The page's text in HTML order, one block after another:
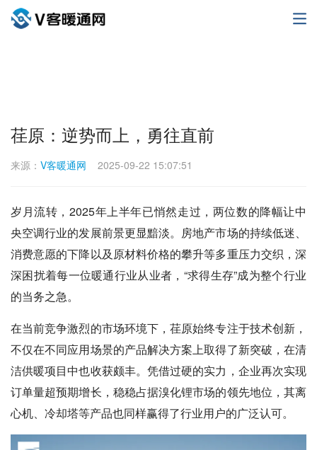
荏原：逆势而上，勇往直前
来源： V客暖通网 2025-09-22 15:07:51
岁月流转，2025年上半年已悄然走过，两位数的降幅让中
央空调行业的发展前景更显黯淡。房地产市场的持续低迷、
消费意愿的下降以及原材料价格的攀升等多重压力交织，深
深困扰着每一位暖通行业从业者，“求得生存”成为整个行业
的当务之急。
在当前竞争激烈的市场环境下，荏原始终专注于技术创新，
不仅在不同应用场景的产品解决方案上取得了新突破，在清
洁供暖项目中也收获颇丰。凭借过硬的实力，企业再次实现
订单量超预期增长，稳稳占据溴化锂市场的领先地位，其离
心机、冷却塔等产品也同样赢得了行业用户的广泛认可。